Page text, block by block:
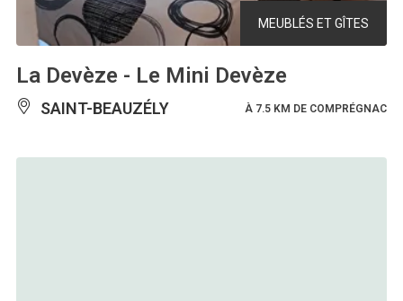
MEUBLÉS ET GÎTES
La Devèze - Le Mini Devèze
SAINT-BEAUZÉLY À 7.5 KM DE COMPRÉGNAC